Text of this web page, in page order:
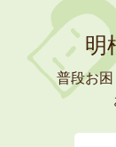
明
普段お困